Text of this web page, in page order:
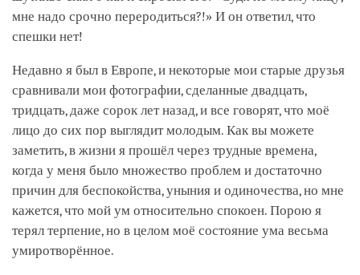
мне надо срочно переродиться?!» И он ответил, что
спешки нет!
Недавно я был в Европе, и некоторые мои старые друзья
сравнивали мои фотографии, сделанные двадцать,
тридцать, даже сорок лет назад, и все говорят, что моё
лицо до сих пор выглядит молодым. Как вы можете
заметить, в жизни я прошёл через трудные времена,
когда у меня было множество проблем и достаточно
причин для беспокойства, уныния и одиночества, но мне
кажется, что мой ум относительно спокоен. Порою я
терял терпение, но в целом моё состояние ума весьма
умиротворённое.